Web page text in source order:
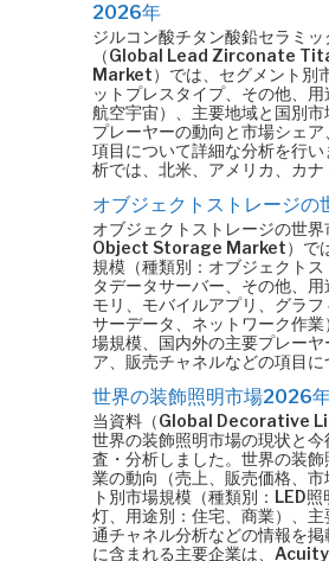
2026年
ジルコン酸チタン酸鉛セラミ
（Global Lead Zirconate
Market）では、セグメント別
ットプレスタイプ、その他、用
航空宇宙）、主要地域と国別
プレーヤーの動向と市場シェ
項目について詳細な分析を行
析では、北米、アメリカ、カ
オブジェクトストレージ
オブジェクトストレージの世
Object Storage Market）で
規模（種類別：オブジェクト
タデータサーバー、その他、
モリ、モバイルアプリ、グラ
サーデータ、ネットワーク作
場規模、国内外の主要プレーヤ
ア、販売チャネルなどの項目
世界の装飾照明市場2026
当資料（Global Decorative
世界の装飾照明市場の現状と
査・分析しました。世界の装
業の動向（売上、販売価格、
ト別市場規模（種類別：LED
灯、用途別：住宅、商業）、
通チャネル分析などの情報を
に含まれる主要企業は、